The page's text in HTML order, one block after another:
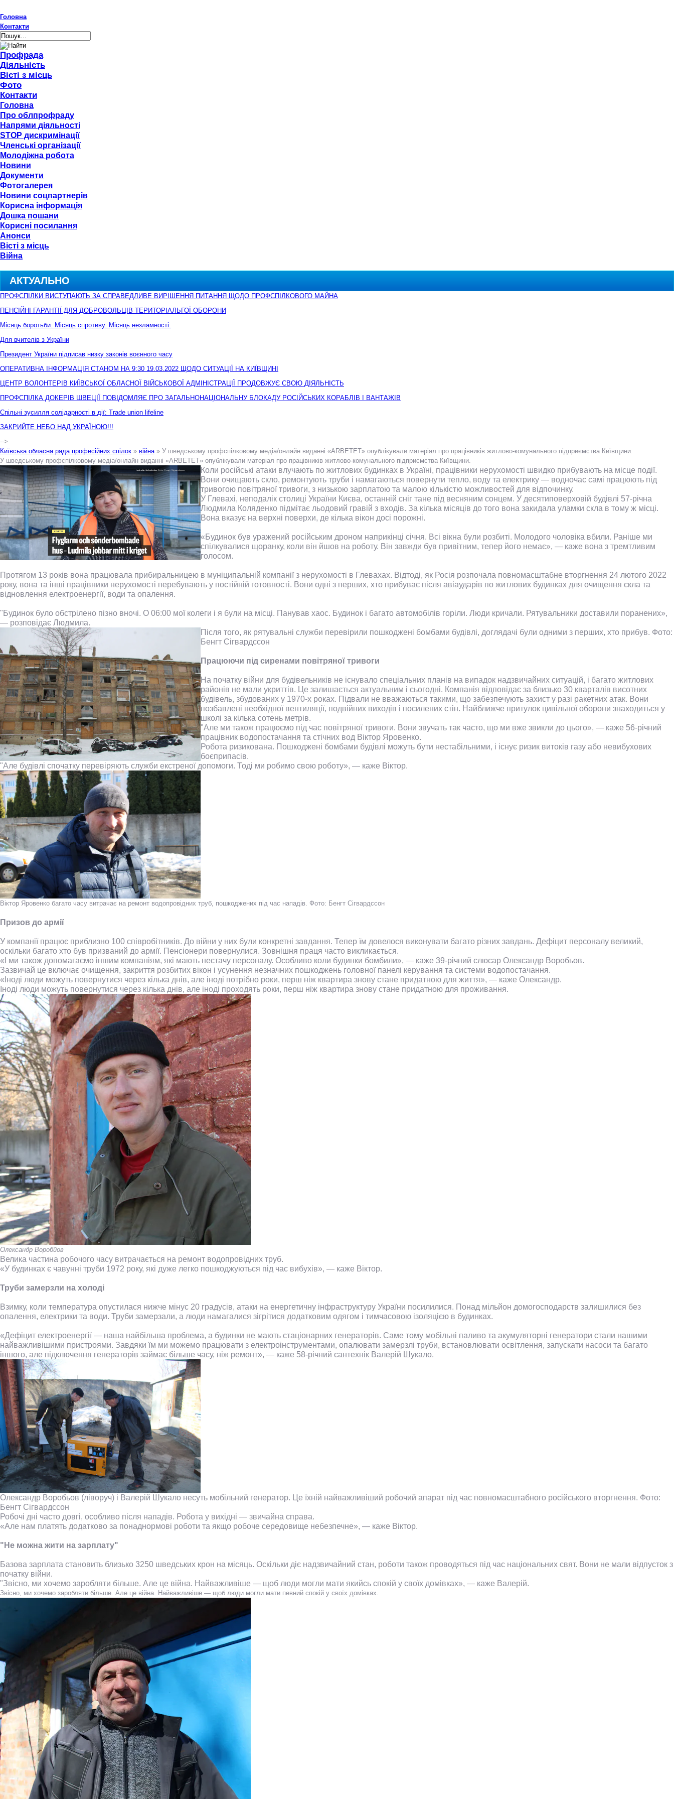
Головна
Контакти
Профрада
Діяльність
Вісті з місць
Фото
Контакти
Головна
Про облпрофраду
Напрями діяльності
STOP дискримінації
Членські організації
Молодіжна робота
Новини
Документи
Фотогалерея
Новини соцпартнерів
Корисна інформація
Дошка пошани
Корисні посилання
Анонси
Вісті з місць
Війна
АКТУАЛЬНО
ПРОФСПІЛКИ ВИСТУПАЮТЬ ЗА СПРАВЕДЛИВЕ ВИРІШЕННЯ ПИТАННЯ ЩОДО ПРОФСПІЛКОВОГО МАЙНА
ПЕНСІЙНІ ГАРАНТІЇ ДЛЯ ДОБРОВОЛЬЦІВ ТЕРИТОРІАЛЬГОЇ ОБОРОНИ
Місяць боротьби. Місяць спротиву. Місяць незламності.
Для вчителів з України
Президент України підписав низку законів воєнного часу
ОПЕРАТИВНА ІНФОРМАЦІЯ СТАНОМ НА 9:30 19.03.2022 ЩОДО СИТУАЦІЇ НА КИЇВЩИНІ
ЦЕНТР ВОЛОНТЕРІВ КИЇВСЬКОЇ ОБЛАСНОЇ ВІЙСЬКОВОЇ АДМІНІСТРАЦІЇ ПРОДОВЖУЄ СВОЮ ДІЯЛЬНІСТЬ
ПРОФСПІЛКА ДОКЕРІВ ШВЕЦІЇ ПОВІДОМЛЯЄ ПРО ЗАГАЛЬНОНАЦІОНАЛЬНУ БЛОКАДУ РОСІЙСЬКИХ КОРАБЛІВ І ВАНТАЖІВ
Спільні зусилля солідарності в дії: Trade union lifeline
ЗАКРИЙТЕ НЕБО НАД УКРАЇНОЮ!!!
-->
Київська обласна рада професійних спілок » війна» У шведському профспілковому медіа/онлайн виданні «ARBETET» опублікували матеріал про працівників житлово-комунального підприємства Київщини.
У шведському профспілковому медіа/онлайн виданні «ARBETET» опублікували матеріал про працівників житлово-комунального підприємства Київщини.
Коли російські атаки влучають по житлових будинках в Україні, працівники нерухомості швидко прибувають на місце події.
Вони очищають скло, ремонтують труби і намагаються повернути тепло, воду та електрику — водночас самі працюють під
тривогою повітряної тривоги, з низькою зарплатою та малою кількістю можливостей для відпочинку.
У Глевахі, неподалік столиці України Києва, останній сніг тане під весняним сонцем. У десятиповерховій будівлі 57-річна
Людмила Коляденко підмітає льодовий гравій з входів. За кілька місяців до того вона закидала уламки скла в тому ж місці.
Вона вказує на верхні поверхи, де кілька вікон досі порожні.
«Будинок був уражений російським дроном наприкінці січня. Всі вікна були розбиті. Молодого чоловіка вбили. Раніше ми
спілкувалися щоранку, коли він йшов на роботу. Він завжди був привітним, тепер його немає», — каже вона з тремтливим
голосом.
Протягом 13 років вона працювала прибиральницею в муніципальній компанії з нерухомості в Глевахах. Відтоді, як Росія розпочала повномасштабне вторгнення 24 лютого 2022
року, вона та інші працівники нерухомості перебувають у постійній готовності. Вони одні з перших, хто прибуває після авіаударів по житлових будинках для очищення скла та
відновлення електроенергії, води та опалення.
"Будинок було обстрілено пізно вночі. О 06:00 мої колеги і я були на місці. Панував хаос. Будинок і багато автомобілів горіли. Люди кричали. Рятувальники доставили поранених»,
— розповідає Людмила.
Після того, як рятувальні служби перевірили пошкоджені бомбами будівлі, доглядачі були одними з перших, хто прибув. Фото:
Бенгт Сігвардссон
Працюючи під сиренами повітряної тривоги
На початку війни для будівельників не існувало спеціальних планів на випадок надзвичайних ситуацій, і багато житлових
районів не мали укриттів. Це залишається актуальним і сьогодні. Компанія відповідає за близько 30 кварталів висотних
будівель, збудованих у 1970-х роках. Підвали не вважаються такими, що забезпечують захист у разі ракетних атак. Вони
позбавлені необхідної вентиляції, подвійних виходів і посилених стін. Найближче притулок цивільної оборони знаходиться у
школі за кілька сотень метрів.
"Але ми також працюємо під час повітряної тривоги. Вони звучать так часто, що ми вже звикли до цього», — каже 56-річний
працівник водопостачання та стічних вод Віктор Яровенко.
Робота ризикована. Пошкоджені бомбами будівлі можуть бути нестабільними, і існує ризик витоків газу або невибухових
боєприпасів.
"Але будівлі спочатку перевіряють служби екстреної допомоги. Тоді ми робимо свою роботу», — каже Віктор.
Віктор Яровенко багато часу витрачає на ремонт водопровідних труб, пошкоджених під час нападів. Фото: Бенгт Сігвардссон
Призов до армії
У компанії працює приблизно 100 співробітників. До війни у них були конкретні завдання. Тепер їм довелося виконувати багато різних завдань. Дефіцит персоналу великий,
оскільки багато хто був призваний до армії. Пенсіонери повернулися. Зовнішня праця часто викликається.
«І ми також допомагаємо іншим компаніям, які мають нестачу персоналу. Особливо коли будинки бомбили», — каже 39-річний слюсар Олександр Воробьов.
Зазвичай це включає очищення, закриття розбитих вікон і усунення незначних пошкоджень головної панелі керування та системи водопостачання.
«Іноді люди можуть повернутися через кілька днів, але іноді потрібно роки, перш ніж квартира знову стане придатною для життя», — каже Олександр.
Іноді люди можуть повернутися через кілька днів, але іноді проходять роки, перш ніж квартира знову стане придатною для проживання.
Олександр Воробйов
Велика частина робочого часу витрачається на ремонт водопровідних труб.
«У будинках є чавунні труби 1972 року, які дуже легко пошкоджуються під час вибухів», — каже Віктор.
Труби замерзли на холоді
Взимку, коли температура опустилася нижче мінус 20 градусів, атаки на енергетичну інфраструктуру України посилилися. Понад мільйон домогосподарств залишилися без
опалення, електрики та води. Труби замерзали, а люди намагалися зігрітися додатковим одягом і тимчасовою ізоляцією в будинках.
«Дефіцит електроенергії — наша найбільша проблема, а будинки не мають стаціонарних генераторів. Саме тому мобільні паливо та акумуляторні генератори стали нашими
найважливішими пристроями. Завдяки їм ми можемо працювати з електроінструментами, опалювати замерзлі труби, встановлювати освітлення, запускати насоси та багато
іншого, але підключення генераторів займає більше часу, ніж ремонт», — каже 58-річний сантехнік Валерій Шукало.
Олександр Воробьов (ліворуч) і Валерій Шукало несуть мобільний генератор. Це їхній найважливіший робочий апарат під час повномасштабного російського вторгнення. Фото:
Бенгт Сігвардссон
Робочі дні часто довгі, особливо після нападів. Робота у вихідні — звичайна справа.
«Але нам платять додатково за понаднормові роботи та якщо робоче середовище небезпечне», — каже Віктор.
"Не можна жити на зарплату"
Базова зарплата становить близько 3250 шведських крон на місяць. Оскільки діє надзвичайний стан, роботи також проводяться під час національних свят. Вони не мали відпусток з
початку війни.
"Звісно, ми хочемо заробляти більше. Але це війна. Найважливіше — щоб люди могли мати якийсь спокій у своїх домівках», — каже Валерій.
Звісно, ми хочемо заробляти більше. Але це війна. Найважливіше — щоб люди могли мати певний спокій у своїх домівках.